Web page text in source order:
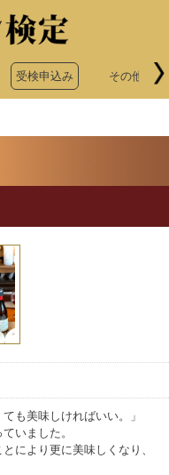
受検申込み その他申込
ても美味しければいい。」
いました。
により更に美味しくなり、